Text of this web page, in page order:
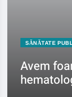
SĂNĂTATE
Avem